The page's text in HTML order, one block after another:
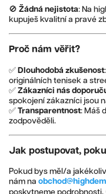
🚫 Žádná nejistota: Na
kupuješ kvalitní a pravé
Proč nám věřit?
✅ Dlouhodobá zkušenost
originálních tenisek a
✅ Zákazníci nás
spokojení zákazníci jsou
✅ Transparentnost: Máš
zodpověděli.
Jak postupovat,
Pokud bys měl/a
nám na obchod